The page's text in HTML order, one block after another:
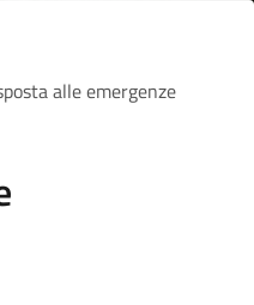
alle emergenze